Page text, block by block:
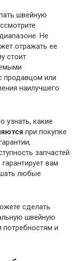
швейную
Не
отражать ее
стоит
продавцом или
наилучшего
узнать, какие
при покупке
запчастей
вам
любые
сделать
швейную
потребностям и